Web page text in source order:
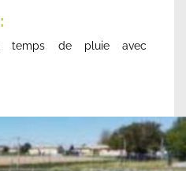
temps de pluie avec